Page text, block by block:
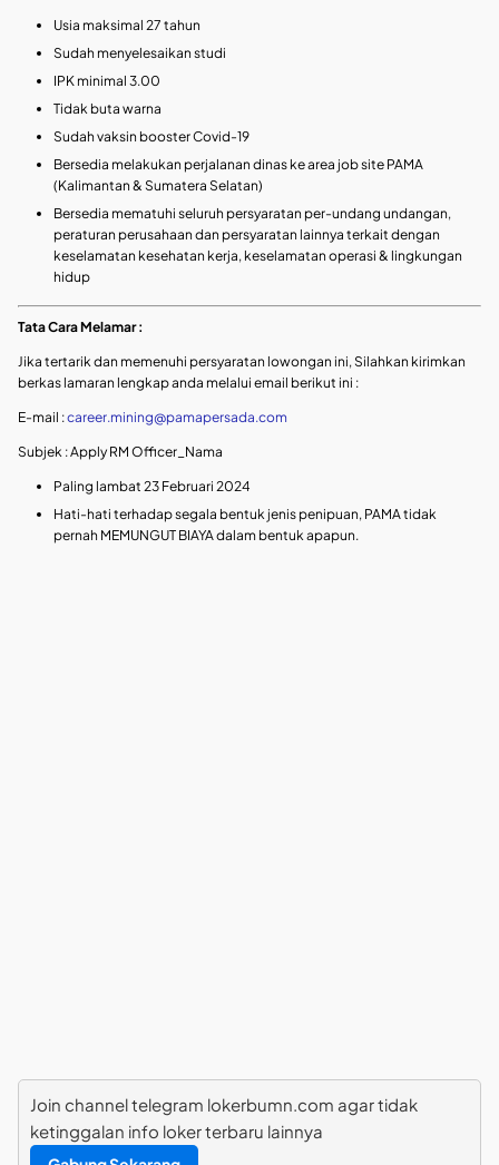
Usia maksimal 27 tahun
Sudah menyelesaikan studi
IPK minimal 3.00
Tidak buta warna
Sudah vaksin booster Covid-19
Bersedia melakukan perjalanan dinas ke area job site PAMA
(Kalimantan & Sumatera Selatan)
Bersedia mematuhi seluruh persyaratan per-undang undangan,
peraturan perusahaan dan persyaratan lainnya terkait dengan
keselamatan kesehatan kerja, keselamatan operasi & lingkungan
hidup
Tata Cara Melamar :
Jika tertarik dan memenuhi persyaratan lowongan ini, Silahkan kirimkan
berkas lamaran lengkap anda melalui email berikut ini :
E-mail :career.mining@pamapersada.com
Subjek : Apply RM Officer_Nama
Paling lambat 23 Februari 2024
Hati-hati terhadap segala bentuk jenis penipuan, PAMA tidak
pernah MEMUNGUT BIAYA dalam bentuk apapun.
Join channel telegram lokerbumn.com agar tidak
ketinggalan info loker terbaru lainnya